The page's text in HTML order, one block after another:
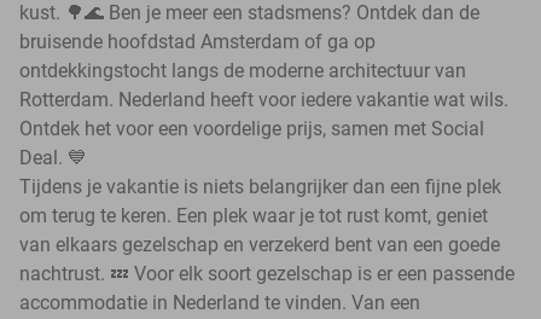
kust. 🌳🌊 Ben je meer een stadsmens? Ontdek dan de
bruisende hoofdstad Amsterdam of ga op
ontdekkingstocht langs de moderne architectuur van
Rotterdam. Nederland heeft voor iedere vakantie wat wils.
Ontdek het voor een voordelige prijs, samen met Social
Deal. 💙
Tijdens je vakantie is niets belangrijker dan een fijne plek
om terug te keren. Een plek waar je tot rust komt, geniet
van elkaars gezelschap en verzekerd bent van een goede
nachtrust. 💤 Voor elk soort gezelschap is er een passende
accommodatie in Nederland te vinden. Van een